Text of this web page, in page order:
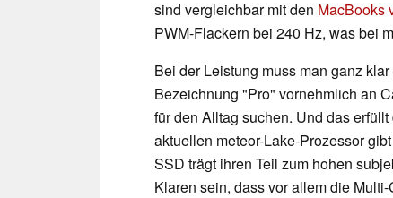
sind vergleichbar mit den MacBooks
PWM-Flackern bei 240 Hz, was bei
Bei der Leistung muss man ganz
Bezeichnung "Pro" vornehmlich an
für den Alltag suchen. Und das
aktuellen meteor-Lake-Prozessor
SSD trägt ihren Teil zum hohen
Klaren sein, dass vor allem die